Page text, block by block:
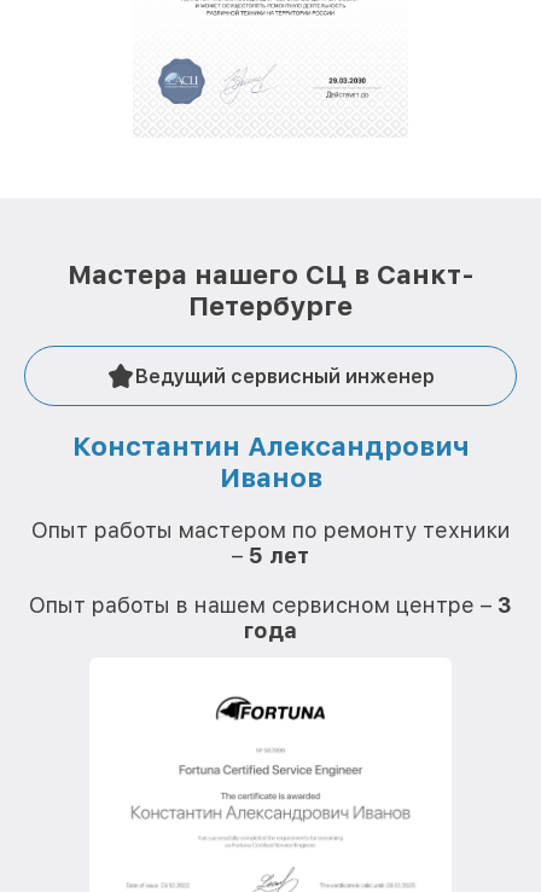
обеспечат доставку устройств в сервис в
За годы своей деятельности мы получали только
положительные отзывы и обрели отличную
стараемся каждый день делать наш сервис еще
Мастера нашего СЦ в Санкт-
Петербурге
Ведущий сервисный инженер
Константин Александрович
Иванов
Опыт работы мастером по ремонту техники
– 5 лет
Опыт работы в нашем сервисном центре – 3
года